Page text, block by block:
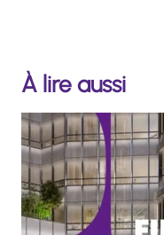
À lire aussi